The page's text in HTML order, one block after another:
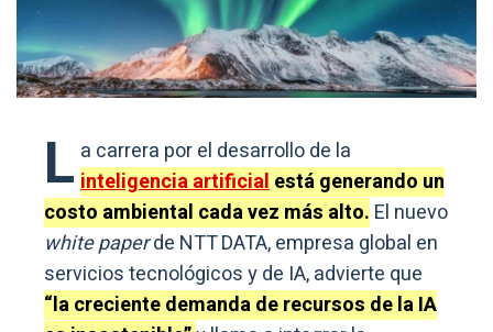
L a carrera por el desarrollo de la
inteligencia artificialestá generando un
costo ambiental cada vez más alto. El nuevo
white paperde NTT DATA, empresa global en
servicios tecnológicos y de IA, advierte que
“la creciente demanda de recursos de la IA